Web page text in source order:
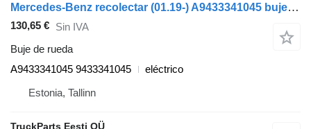
Mercedes-Benz recolectar (01.19-) A9433341045 buje de rueda para Dennis eCollect Terberg YT Magtec (2019-) cabeza tractora
130,65 € Sin IVA
Buje de rueda
A9433341045 9433341045
eléctrico
Estonia, Tallinn
TruckParts Eesti OÜ